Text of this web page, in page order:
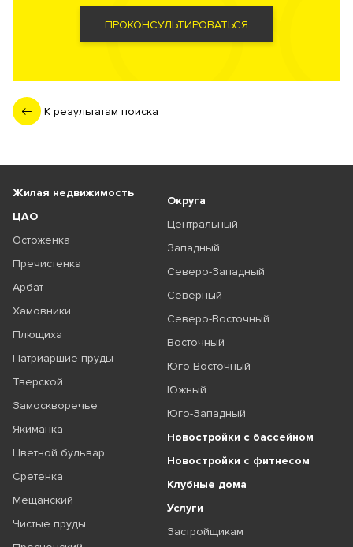
ПРОКОНСУЛЬТИРОВАТЬСЯ
К результатам поиска
Жилая недвижимость
ЦАО
Остоженка
Пречистенка
Арбат
Хамовники
Плющиха
Патриаршие пруды
Тверской
Замоскворечье
Якиманка
Цветной бульвар
Сретенка
Мещанский
Чистые пруды
Округа
Центральный
Западный
Северо-Западный
Северный
Северо-Восточный
Восточный
Юго-Восточный
Южный
Юго-Западный
Новостройки с бассейном
Новостройки с фитнесом
Клубные дома
Услуги
Застройщикам